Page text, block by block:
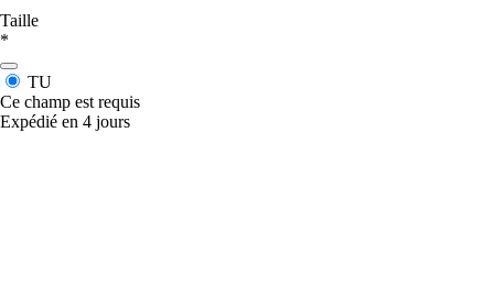
Taille
*
TU
Ce champ est requis
Expédié en 4 jours